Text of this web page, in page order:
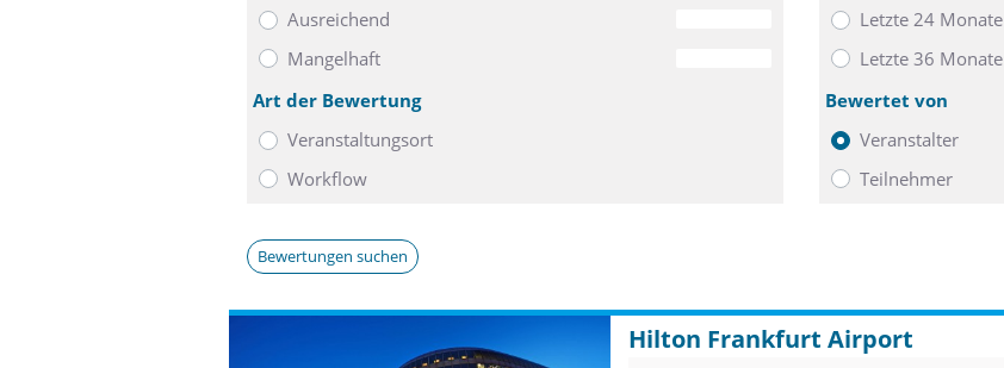
Ausreichend
Mangelhaft
Letzte 24 Monate
Letzte 36 Monate
Art der Bewertung
Veranstaltungsort
Workflow
Bewertet von
Veranstalter
Teilnehmer
Bewertungen suchen
Hilton Frankfurt Airport